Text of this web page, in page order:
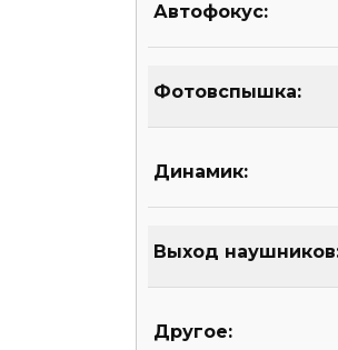
Автофокус:
Фотовспышка:
Динамик:
Выход
Другое: